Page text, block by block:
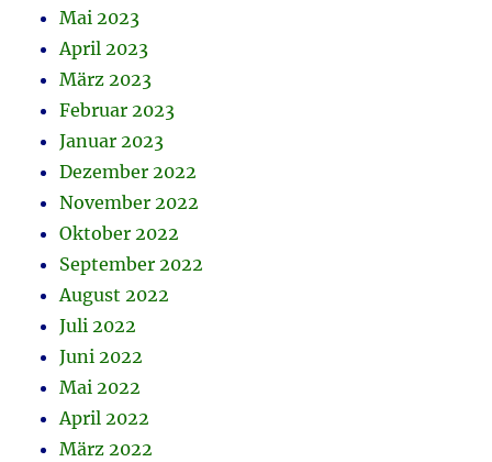
Mai 2023
April 2023
März 2023
Februar 2023
Januar 2023
Dezember 2022
November 2022
Oktober 2022
September 2022
August 2022
Juli 2022
Juni 2022
Mai 2022
April 2022
März 2022